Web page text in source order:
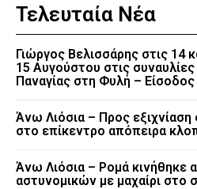
Τελευταία Νέα
Γιώργος Βελισσάρης στις 14
15 Αυγούστου στις
Παναγίας στη Φυλή –
Άνω Λιόσια – Προς
στο επίκεντρο απόπειρα
Άνω Λιόσια – Ρομά κινήθηκε
αστυνομικών με μαχαίρι στο